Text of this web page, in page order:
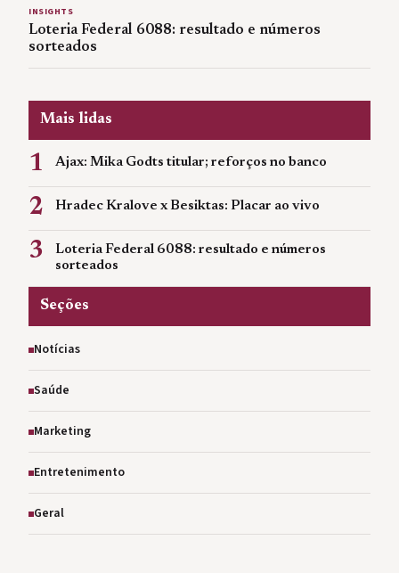
INSIGHTS
Loteria Federal 6088: resultado e números
sorteados
Mais lidas
1 Ajax: Mika Godts titular; reforços no banco
2 Hradec Kralove x Besiktas: Placar ao vivo
3
Loteria Federal 6088: resultado e números
sorteados
Seções
Notícias
Saúde
Marketing
Entretenimento
Geral